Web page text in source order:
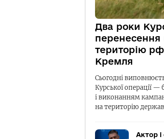
Два роки
перенесення
територію
Кремля
Сьогодні
Курської операції —
і виконанням
на територію
Актор